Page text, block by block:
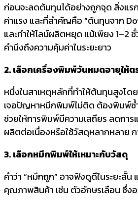
ก่อนจะลดต้นทุนได้อย่างถูกจุด สิ่งแร
ค่าแรง และที่สำคัญคือ “ต้นทุนจาก
และทำให้ไลน์ผลิตหยุด แม้เพียง 1–2
คำนึงถึงความคุ้มค่าในระยะยาว
2. เลือกเครื่องพิมพ์วันหมดอายุให้
หนึ่งในสาเหตุหลักที่ทำให้ต้นทุนสูงโด
เจอปัญหาหมึกพิมพ์ไม่ติด ต้องพิมพ์ซ้
ช่วยให้การพิมพ์มีความเสถียร ลดการ
ผลิตต่อเนื่องหรือใช้วัสดุหลากหลาย
3. เลือกหมึกพิมพ์ให้เหมาะกับวัสดุ
คำว่า “หมึกถูก” อาจฟังดูดีในระยะ
คุณภาพสินค้า เช่น ตัวอักษรเลือน ซึ่ง